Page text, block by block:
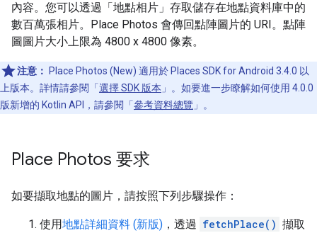
內容。您可以透過「地點相片」存取儲存在地點資料庫中的
數百萬張相片。Place Photos 會傳回點陣圖片的 URI。點陣
圖圖片大小上限為 4800 x 4800 像素。
注意：
Place Photos (New) 適用於 Places SDK for Android 3.4.0 以
上版本。詳情請參閱「 選擇 SDK 版本 」。如要進一步瞭解如何使用 4.0.0
版新增的 Kotlin API，請參閱「 參考資料總覽 」。
Place Photos 要求
如要擷取地點的圖片，請按照下列步驟操作：
使用地點詳細資料 (新版) ，透過 fetchPlace() 擷取